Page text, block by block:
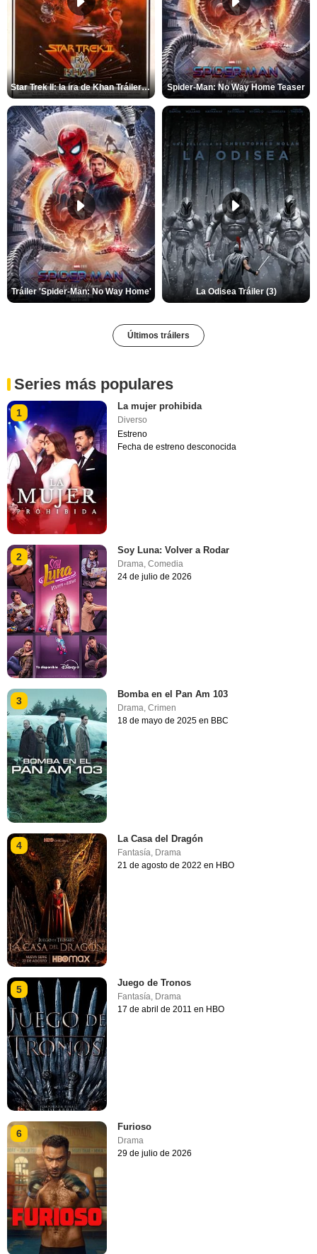
Star Trek II: la ira de Khan Tráiler VO Spider-Man: No Way Home Teaser
Tráiler 'Spider-Man: No Way Home' La Odisea Tráiler (3)
Últimos tráilers
Series más populares
1
La mujer prohibida
Diverso
Estreno
Fecha de estreno desconocida
2
Soy Luna: Volver a Rodar
Drama,Comedia
24 de julio de 2026
3
Bomba en el Pan Am 103
Drama,Crimen
18 de mayo de 2025 en BBC
4
La Casa del Dragón
Fantasía Drama
21 de agosto de 2022 en HBO
5
Juego de Tronos
Fantasía, Drama
17 de abril de 2011 en HBO
6
Furioso
Drama
29 de julio de 2026